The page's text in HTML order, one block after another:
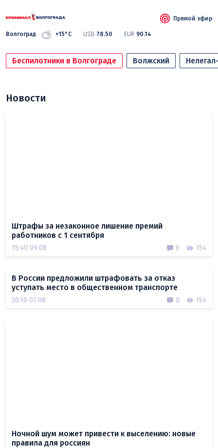
Волгоград +15°C USD 78.50 EUR 90.14
Прямой эфир
Беспилотники в Волгограде Волжский
Новости
Штрафы за незаконное лишение премий
работников с 1 сентября
15:40 09.08 0 154
В России предложили штрафовать за отказ
уступать место в общественном транспорте
20:10 07.08 0 154
Ночной шум может привести к выселению: новые
правила для россиян